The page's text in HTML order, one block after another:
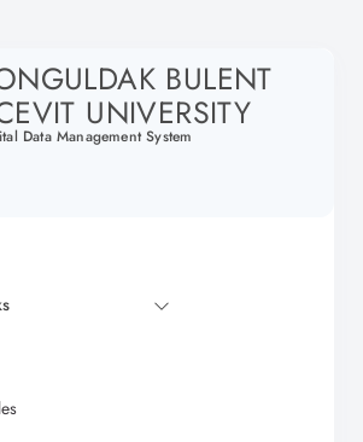
BULENT
UNIVERSITY
Data Management System